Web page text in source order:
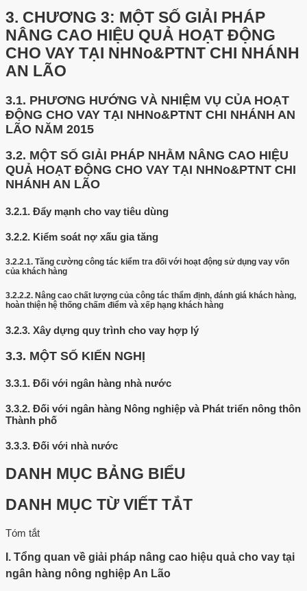
3. CHƯƠNG 3: MỘT SỐ GIẢI PHÁP
NÂNG CAO HIỆU QUẢ HOẠT ĐỘNG
CHO VAY TẠI NHNo&PTNT CHI NHÁNH
AN LÃO
3.1. PHƯƠNG HƯỚNG VÀ NHIỆM VỤ CỦA HOẠT
ĐỘNG CHO VAY TẠI NHNo&PTNT CHI NHÁNH AN
LÃO NĂM 2015
3.2. MỘT SỐ GIẢI PHÁP NHẰM NÂNG CAO HIỆU
QUẢ HOẠT ĐỘNG CHO VAY TẠI NHNo&PTNT CHI
NHÁNH AN LÃO
3.2.1. Đẩy mạnh cho vay tiêu dùng
3.2.2. Kiểm soát nợ xấu gia tăng
3.2.2.1. Tăng cường công tác kiểm tra đối với hoạt động sử dụng vay vốn
của khách hàng
3.2.2.2. Nâng cao chất lượng của công tác thẩm định, đánh giá khách hàng,
hoàn thiện hệ thống chấm điểm và xếp hạng khách hàng
3.2.3. Xây dựng quy trình cho vay hợp lý
3.3. MỘT SỐ KIẾN NGHỊ
3.3.1. Đối với ngân hàng nhà nước
3.3.2. Đối với ngân hàng Nông nghiệp và Phát triển nông thôn
Thành phố
3.3.3. Đối với nhà nước
DANH MỤC BẢNG BIỂU
DANH MỤC TỪ VIẾT TẮT
Tóm tắt
I. Tổng quan về giải pháp nâng cao hiệu quả cho vay tại
ngân hàng nông nghiệp An Lão